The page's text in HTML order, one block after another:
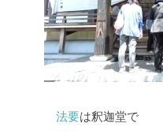
法要は釈迦堂で